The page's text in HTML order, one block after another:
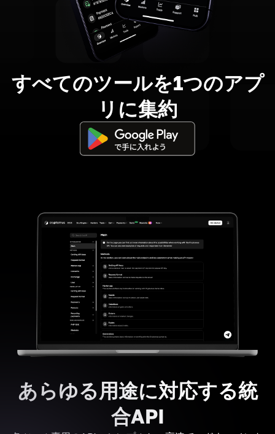
すべてのツールを1つのアプ
リに集約
あらゆる用途に対応する統
合API